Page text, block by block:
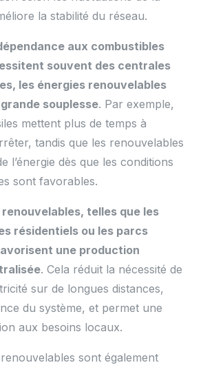
la stabilité du réseau.
aux combustibles
souvent des centrales
les énergies renouvelables
souplesse. Par exemple,
mettent plus de temps à
tandis que les renouvelables
l’énergie dès que les conditions
sont favorables.
telles que les
résidentiels ou les parcs
une production
. Cela réduit la nécessité de
sur de longues distances,
du système, et permet une
aux besoins locaux.
sont également